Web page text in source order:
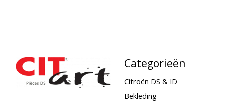
Categorieën
Citroën DS & ID
Bekleding